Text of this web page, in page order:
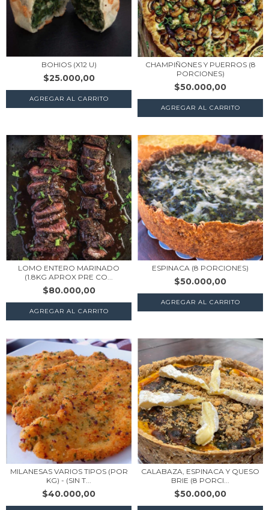
BOHIOS (X12 U)
$25.000,00
CHAMPIÑONES Y PUERROS (8
PORCIONES)
$50.000,00
AGREGAR AL CARRITO
LOMO ENTERO MARINADO
(1.8KG APROX PRE CO...
$80.000,00
ESPINACA (8 PORCIONES)
$50.000,00
AGREGAR AL CARRITO
MILANESAS VARIOS TIPOS (POR
KG) - (SIN T...
$40.000,00
CALABAZA, ESPINACA Y QUESO
BRIE (8 PORCI...
$50.000,00